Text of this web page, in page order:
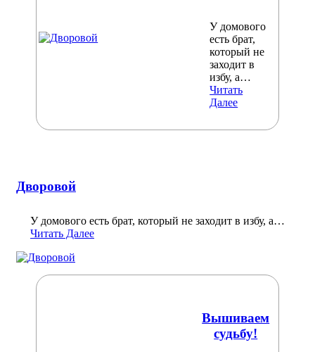
У домового
есть брат,
который не
заходит в
избу, а…
Читать
Далее
Дворовой
У домового есть брат, который не заходит в избу, а…
Читать Далее
Вышиваем
судьбу!